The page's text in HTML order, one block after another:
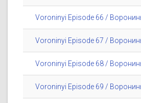
Voroninyi Episode 66 /
Voroninyi Episode 67 /
Voroninyi Episode 68 /
Voroninyi Episode 69 /